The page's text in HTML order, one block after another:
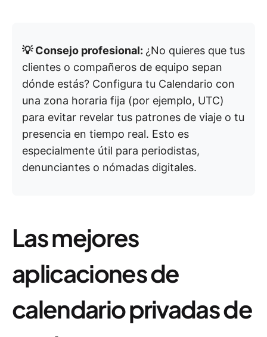
💡 Consejo profesional: ¿No quieres que tus
clientes o compañeros de equipo sepan
dónde estás? Configura tu Calendario con
una zona horaria fija (por ejemplo, UTC)
para evitar revelar tus patrones de viaje o tu
presencia en tiempo real. Esto es
especialmente útil para periodistas,
denunciantes o nómadas digitales.
Las mejores
aplicaciones de
calendario privadas de